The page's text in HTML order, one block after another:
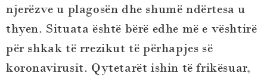
njerëzve u plagosën dhe shumë ndërtesa u
thyen. Situata është bërë edhe më e vështirë
për shkak të rrezikut të përhapjes së
koronavirusit. Qytetarët ishin të frikësuar,